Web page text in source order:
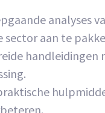
analyses
sector aan te
handleidingen